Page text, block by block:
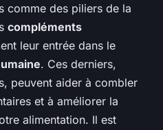
comme des piliers de la
compléments
leur entrée dans le
. Ces derniers,
peuvent aider à combler
et à améliorer la
alimentation. Il est